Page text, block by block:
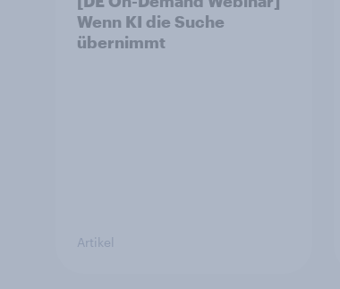
Wenn KI die Suche
übernimmt
Artikel